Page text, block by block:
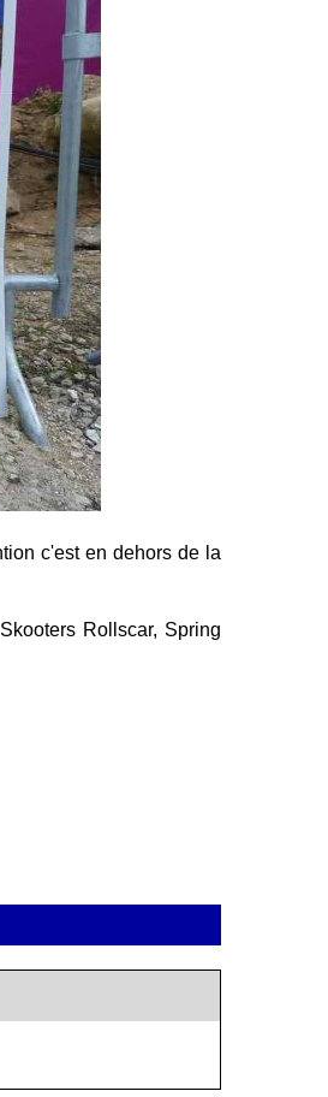
c'est en dehors de la
Rollscar, Spring